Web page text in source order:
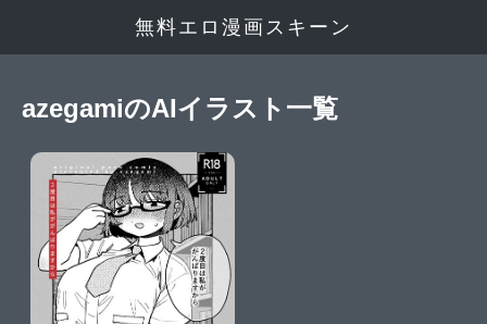
無料エロ漫画スキーン
azegamiのAIイラスト一覧